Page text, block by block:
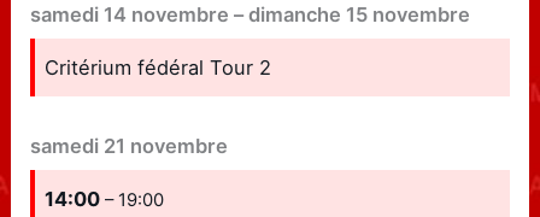
samedi 14 novembre –dimanche 15 novembre
Critérium fédéral Tour 2
samedi 21 novembre
14:00– 19:00